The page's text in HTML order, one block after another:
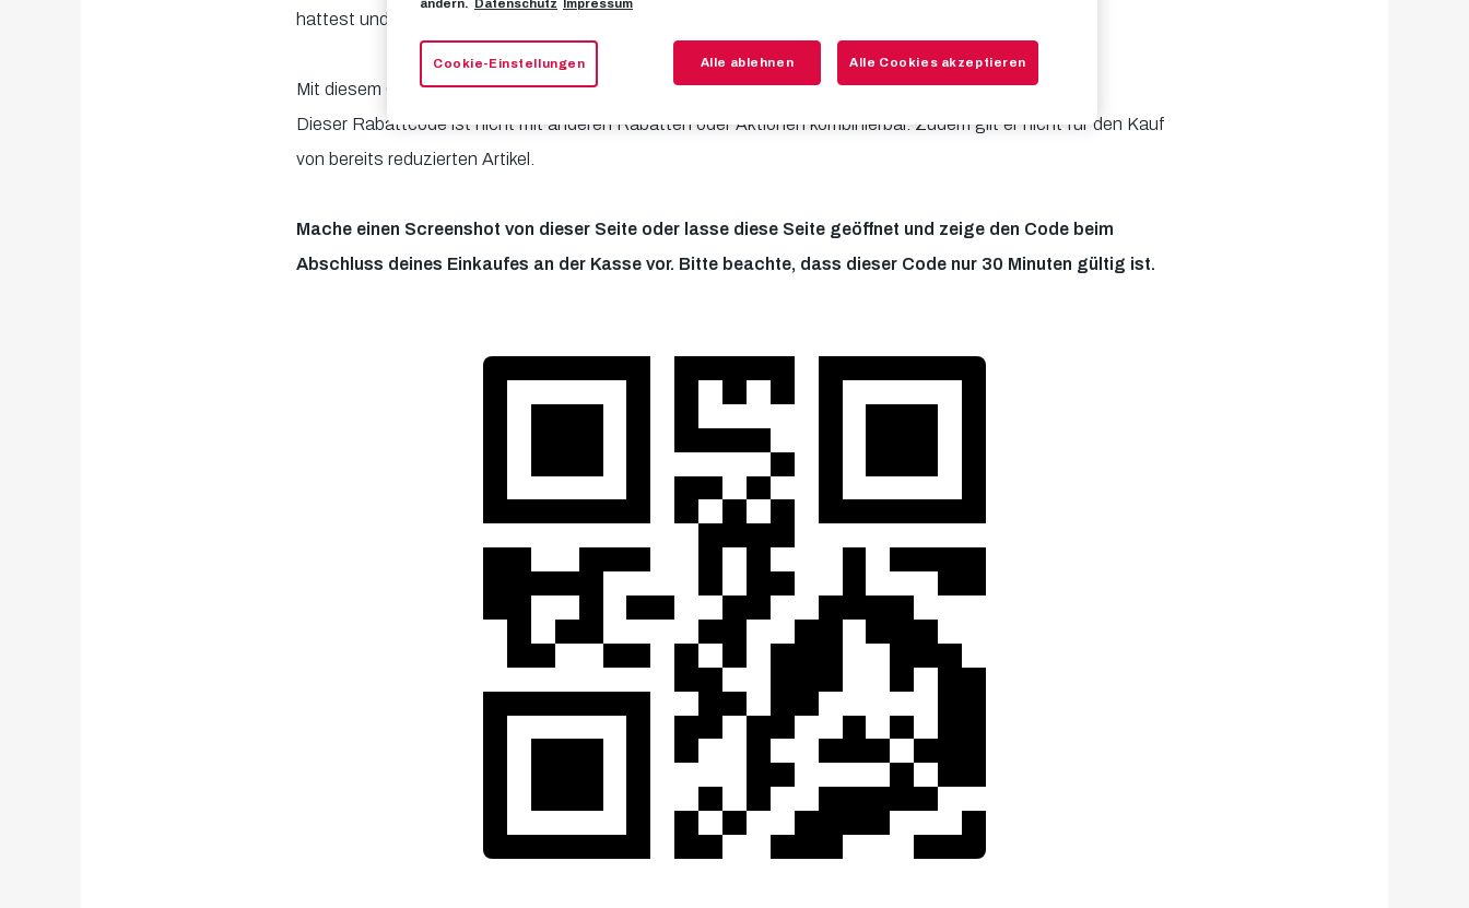
hattest und hoffen, dich bald an einem Heimspieltag bei uns begrüßen zu dürfen.
Mit diesem QR-Code kannst du dir jetzt deinen 10%-Rabatt für den Einkauf im Bullshop sichern.
Dieser Rabattcode ist nicht mit anderen Rabatten oder Aktionen kombinierbar. Zudem gilt er nicht für den Kauf
von bereits reduzierten Artikel.
Mache einen Screenshot von dieser Seite oder lasse diese Seite geöffnet und zeige den Code beim
Abschluss deines Einkaufes an der Kasse vor. Bitte beachte, dass dieser Code nur 30 Minuten gültig ist.
ändern. Datenschutz Impressum
Cookie-Einstellungen Alle ablehnen Alle Cookies akzeptieren